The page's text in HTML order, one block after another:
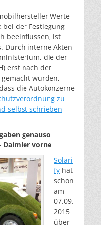
Werte
der Festlegung
beeinflussen, ist
Durch interne Akten
die der
erst nach der
wurden,
die Autokonzerne
zu
selbst schrieben
genauso
Daimler vorne
Solari
fy hat
schon
am
07.09.
2015
über